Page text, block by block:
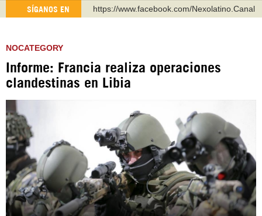
SÍGANOS EN
https://www.facebook.com/Nexolatino.Canal
https://t.me/hispantvcanal
https://urmedium.com/c/hispantv
Instagram como: hispan_tv
NOCATEGORY
Informe: Francia realiza operaciones
clandestinas en Libia